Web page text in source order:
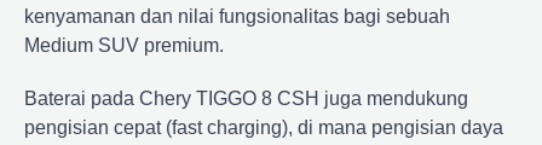
kenyamanan dan nilai fungsionalitas bagi sebuah
Medium SUV premium.
Baterai pada Chery TIGGO 8 CSH juga mendukung
pengisian cepat (fast charging), di mana pengisian daya